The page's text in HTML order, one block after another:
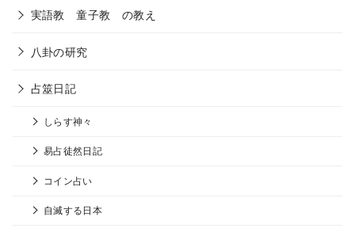
実語教 童子教 の教え
八卦の研究
占筮日記
しらす神々
易占徒然日記
コイン占い
自滅する日本